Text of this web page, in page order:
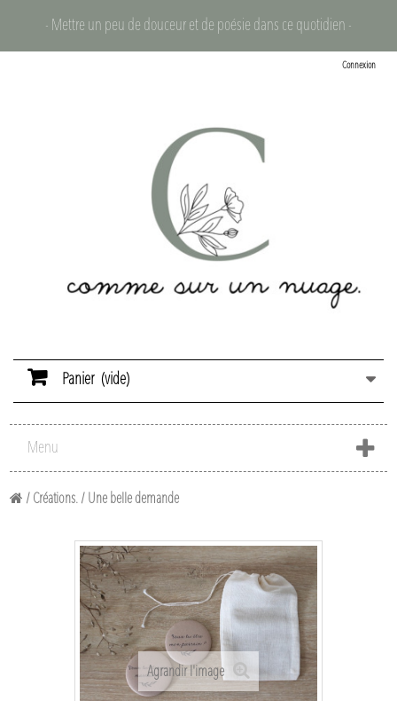
- Mettre un peu de douceur et de poésie dans ce quotidien -
Connexion
Panier (vide)
Menu
/ Créations. / Une belle demande
Agrandir l'image